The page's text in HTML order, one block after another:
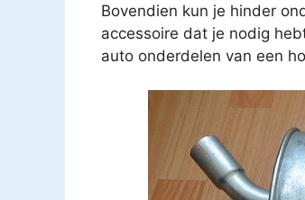
Bovendien kun je hinder
accessoire dat je nodig
auto onderdelen van een